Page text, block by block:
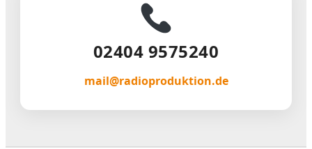
02404 9575240
mail@radioproduktion.de